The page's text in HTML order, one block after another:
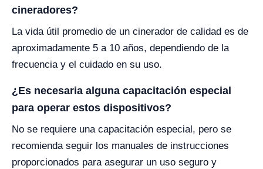
cineradores?
La vida útil promedio de un cinerador de calidad es de
aproximadamente 5 a 10 años, dependiendo de la
frecuencia y el cuidado en su uso.
¿Es necesaria alguna capacitación especial
para operar estos dispositivos?
No se requiere una capacitación especial, pero se
recomienda seguir los manuales de instrucciones
proporcionados para asegurar un uso seguro y